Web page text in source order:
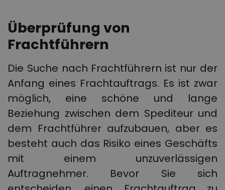
Überprüfung von
Frachtführern
Die Suche nach Frachtführern ist nur der
Anfang eines Frachtauftrags. Es ist zwar
möglich, eine schöne und lange
Beziehung zwischen dem Spediteur und
dem Frachtführer aufzubauen, aber es
besteht auch das Risiko eines Geschäfts
mit einem unzuverlässigen
Auftragnehmer. Bevor Sie sich